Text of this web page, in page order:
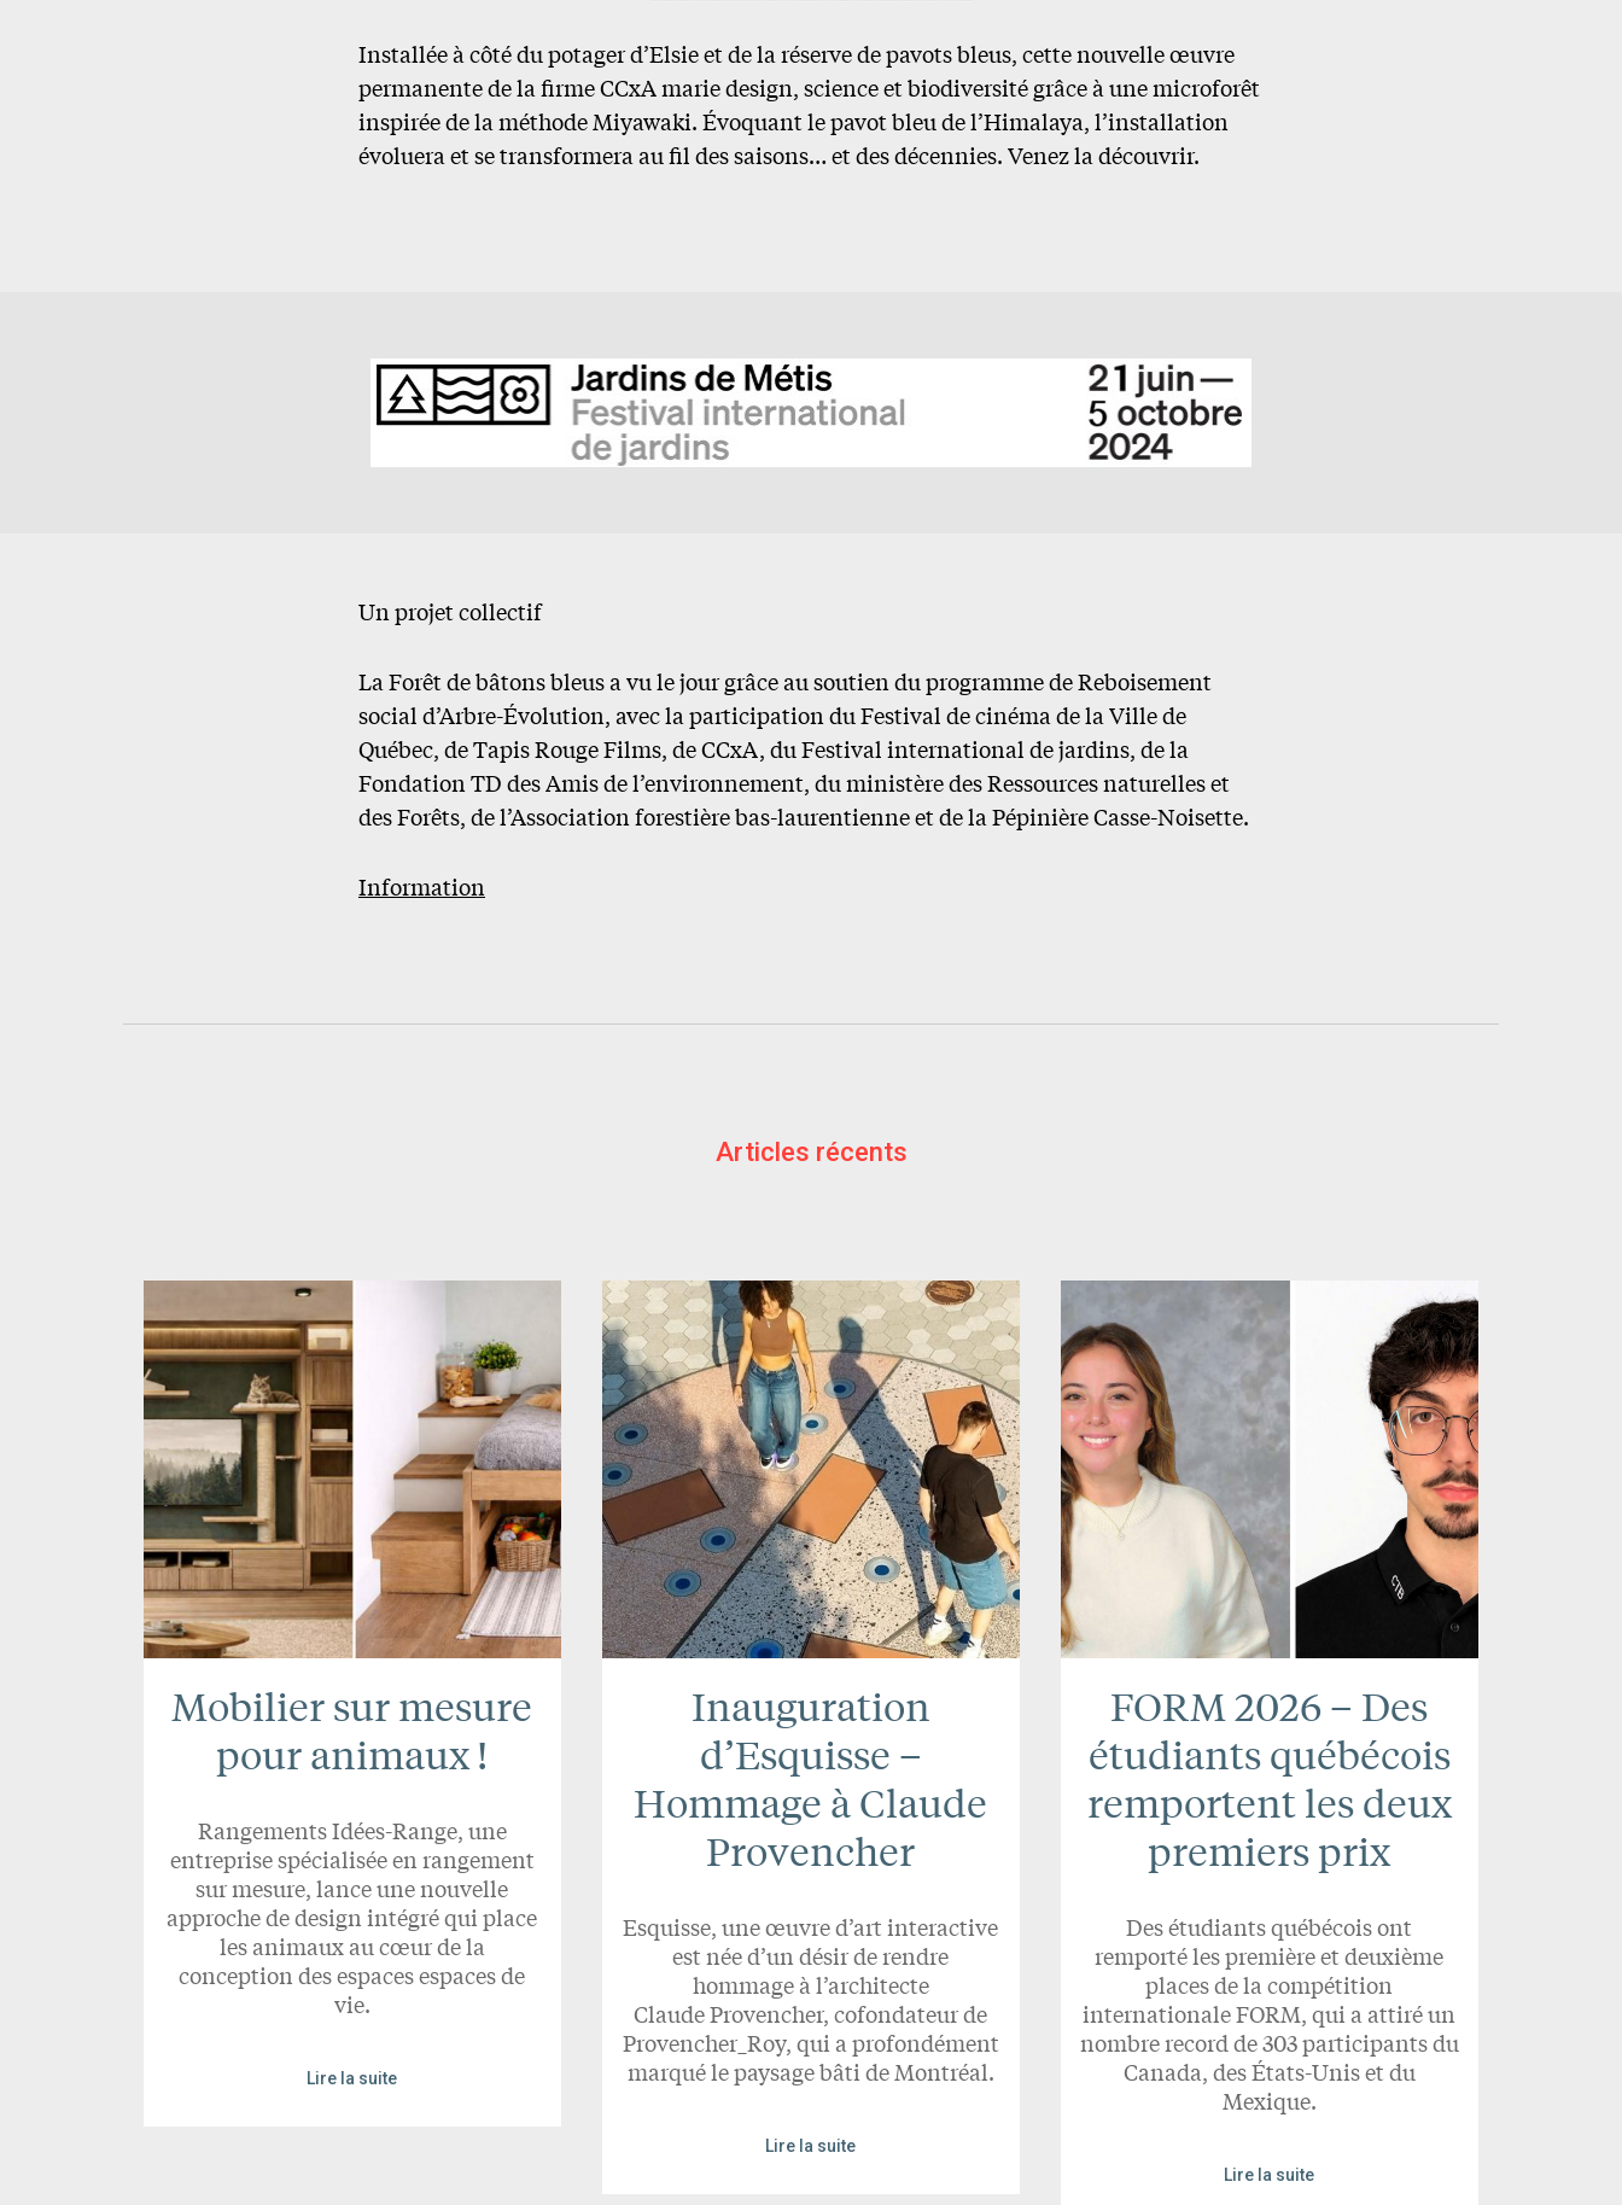
Installée à côté du potager d’Elsie et de la réserve de pavots bleus, cette nouvelle œuvre
permanente de la firme CCxA marie design, science et biodiversité grâce à une microforêt
inspirée de la méthode Miyawaki. Évoquant le pavot bleu de l’Himalaya, l’installation
évoluera et se transformera au fil des saisons… et des décennies. Venez la découvrir.
Un projet collectif
La Forêt de bâtons bleus a vu le jour grâce au soutien du programme de Reboisement
social d’Arbre-Évolution, avec la participation du Festival de cinéma de la Ville de
Québec, de Tapis Rouge Films, de CCxA, du Festival international de jardins, de la
Fondation TD des Amis de l’environnement, du ministère des Ressources naturelles et
des Forêts, de l’Association forestière bas-laurentienne et de la Pépinière Casse-Noisette.
Information
Articles récents
Mobilier sur mesure
pour animaux !
Rangements Idées-Range, une
entreprise spécialisée en rangement
sur mesure, lance une nouvelle
approche de design intégré qui place
les animaux au cœur de la
conception des espaces espaces de
vie.
Lire la suite
Inauguration
d’Esquisse –
Hommage à Claude
Provencher
Esquisse, une œuvre d’art interactive
est née d’un désir de rendre
hommage à l’architecte
Claude Provencher, cofondateur de
Provencher_Roy, qui a profondément
marqué le paysage bâti de Montréal.
Lire la suite
FORM 2026 – Des
étudiants québécois
remportent les deux
premiers prix
Des étudiants québécois ont
remporté les première et deuxième
places de la compétition
internationale FORM, qui a attiré un
nombre record de 303 participants du
Canada, des États-Unis et du
Mexique.
Lire la suite